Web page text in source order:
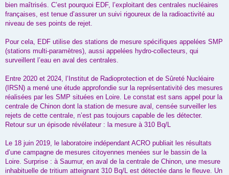
bien maîtrisés. C’est pourquoi EDF, l’exploitant des centrales nucléaires
françaises, est tenue d’assurer un suivi rigoureux de la radioactivité au
niveau de ses points de rejet.
Pour cela, EDF utilise des stations de mesure spécifiques appelées SMP
(stations multi-paramètres), aussi appelées hydro-collecteurs, qui
surveillent l’eau en aval des centrales.
Entre 2020 et 2024, l’Institut de Radioprotection et de Sûreté Nucléaire
(IRSN) a mené une étude approfondie sur la représentativité des mesures
réalisées par les SMP situées en Loire. Le constat est sans appel pour la
centrale de Chinon dont la station de mesure aval, censée surveiller les
rejets de cette centrale, n’est pas toujours capable de les détecter.
Retour sur un épisode révélateur : la mesure à 310 Bq/L
Le 18 juin 2019, le laboratoire indépendant ACRO publiait les résultats
d’une campagne de mesures citoyennes menées sur le bassin de la
Loire. Surprise : à Saumur, en aval de la centrale de Chinon, une mesure
inhabituelle de tritium atteignant 310 Bq/L est détectée dans le fleuve. Un